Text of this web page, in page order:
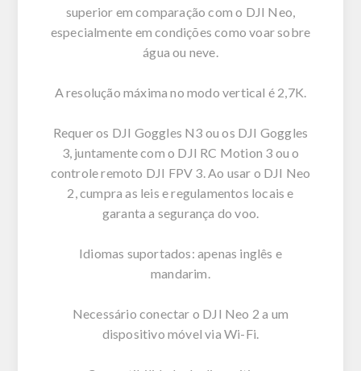
superior em comparação com o DJI Neo,
especialmente em condições como voar sobre
água ou neve.
A resolução máxima no modo vertical é 2,7K.
Requer os DJI Goggles N3 ou os DJI Goggles
3, juntamente com o DJI RC Motion 3 ou o
controle remoto DJI FPV 3. Ao usar o DJI Neo
2, cumpra as leis e regulamentos locais e
garanta a segurança do voo.
Idiomas suportados: apenas inglês e
mandarim.
Necessário conectar o DJI Neo 2 a um
dispositivo móvel via Wi-Fi.